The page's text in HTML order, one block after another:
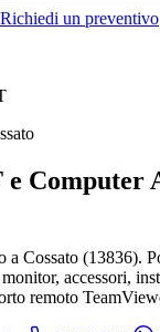
Richiedi un preventivo
e Computer
Cossato (13836).
accessori,
remoto